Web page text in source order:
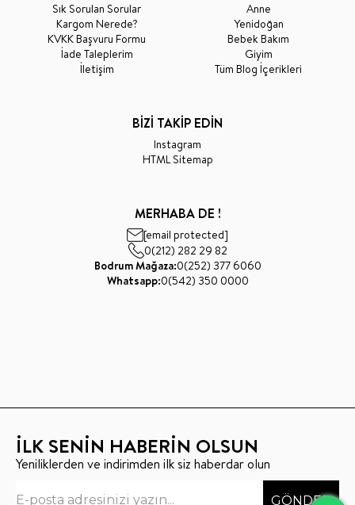
Sık Sorulan Sorular
Kargom Nerede?
KVKK Başvuru Formu
İade Taleplerim
İletişim
Anne
Yenidoğan
Bebek Bakım
Giyim
Tüm Blog İçerikleri
BİZİ TAKİP EDİN
Instagram
HTML Sitemap
MERHABA DE !
[email protected]
0(212) 282 29 82
Bodrum Mağaza:0(252) 377 6060
Whatsapp:0(542) 350 0000
İLK SENİN HABERİN OLSUN
Yeniliklerden ve indirimden ilk siz haberdar olun
GÖNDER